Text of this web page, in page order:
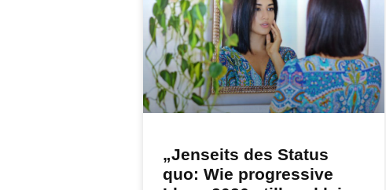
„Jenseits des Status
quo: Wie progressive